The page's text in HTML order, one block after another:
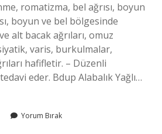
romatizma, bel ağrısı, boyun
boyun ve bel bölgesinde
alt bacak ağrıları, omuz
varis, burkulmalar,
hafifletir. – Düzenli
eder. Bdup Alabalık Yağlı…
Yorum Bırak